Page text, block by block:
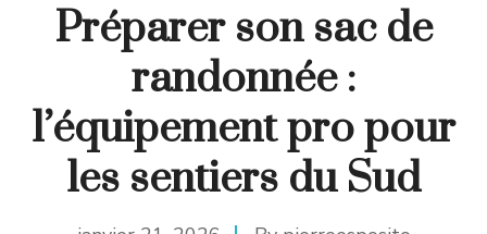
Préparer son sac de
randonnée :
l’équipement pro pour
les sentiers du Sud